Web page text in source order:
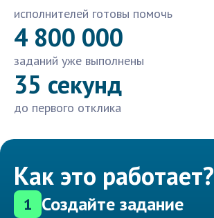
исполнителей готовы помочь
4 800 000
заданий уже выполнены
35 секунд
до первого отклика
Как это работает?
1 Создайте задание